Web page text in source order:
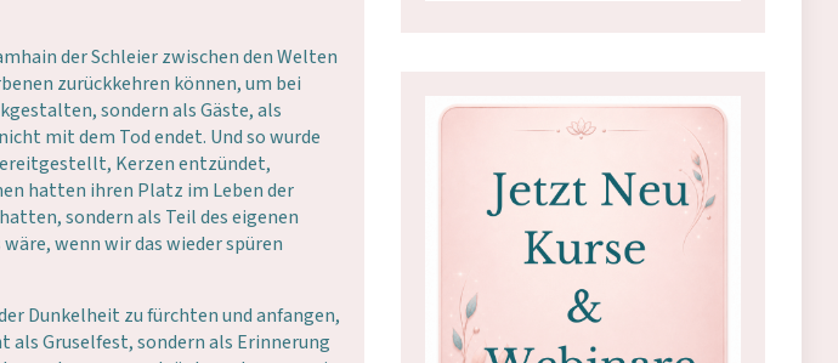
der Schleier zwischen den Welten
zurückkehren können, um bei
sondern als Gäste, als
mit dem Tod endet. Und so wurde
Kerzen entzündet,
hatten ihren Platz im Leben der
sondern als Teil des eigenen
wenn wir das wieder spüren
Dunkelheit zu fürchten und anfangen,
als Gruselfest, sondern als Erinnerung